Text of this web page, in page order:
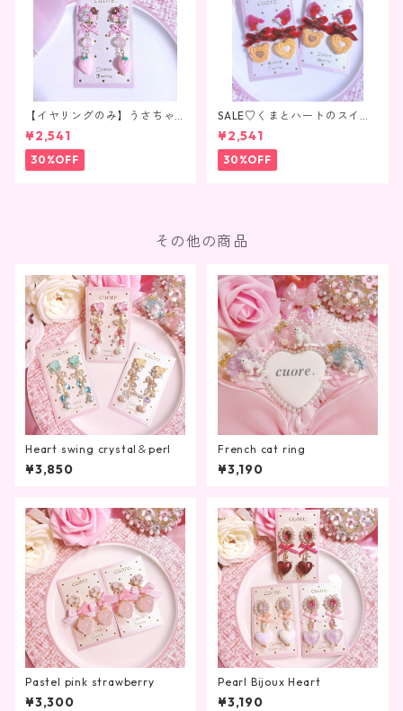
【イヤリングのみ】うさちゃ
んいちごちょこれーと
¥2,541
30%OFF
SALE♡くまとハートのスイー
ツクッキー♡
¥2,541
30%OFF
その他の商品
Heart swing crystal＆perl
¥3,850
French cat ring
¥3,190
Pastel pink strawberry
¥3,300
Pearl Bijoux Heart
¥3,190